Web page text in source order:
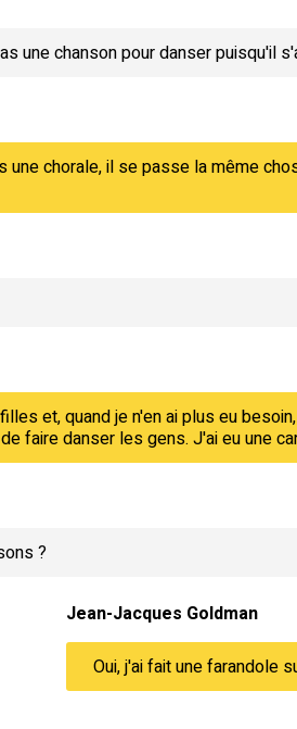
une chanson pour danser puisqu'il
une chorale, il se passe la même
et, quand je n'en ai plus eu
faire danser les gens. J'ai eu une
?
Jean-Jacques Goldman
Oui, j'ai fait une farandole